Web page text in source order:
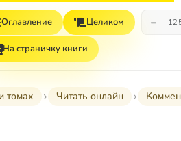
Оглавление Целиком −
На страничку книги
томах Читать онлайн